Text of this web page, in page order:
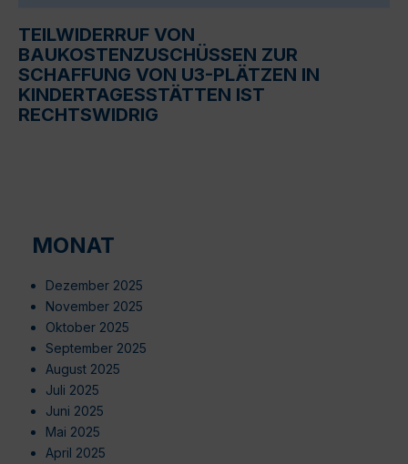
TEILWIDERRUF VON
BAUKOSTENZUSCHÜSSEN ZUR
SCHAFFUNG VON U3-PLÄTZEN IN
KINDERTAGESSTÄTTEN IST
RECHTSWIDRIG
MONAT
Dezember 2025
November 2025
Oktober 2025
September 2025
August 2025
Juli 2025
Juni 2025
Mai 2025
April 2025